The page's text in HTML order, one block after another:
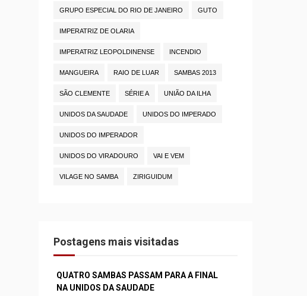
GRUPO ESPECIAL DO RIO DE JANEIRO GUTO
IMPERATRIZ DE OLARIA
IMPERATRIZ LEOPOLDINENSE INCENDIO
MANGUEIRA RAIO DE LUAR SAMBAS 2013
SÃO CLEMENTE SÉRIE A UNIÃO DA ILHA
UNIDOS DA SAUDADE UNIDOS DO IMPERADO
UNIDOS DO IMPERADOR
UNIDOS DO VIRADOURO VAI E VEM
VILAGE NO SAMBA ZIRIGUIDUM
Postagens mais visitadas
QUATRO SAMBAS PASSAM PARA A FINAL
NA UNIDOS DA SAUDADE